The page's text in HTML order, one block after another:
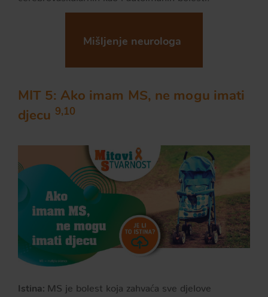
Mišljenje neurologa
MIT 5: Ako imam MS, ne mogu imati
djecu 9,10
Istina: MS je bolest koja zahvaća sve djelove